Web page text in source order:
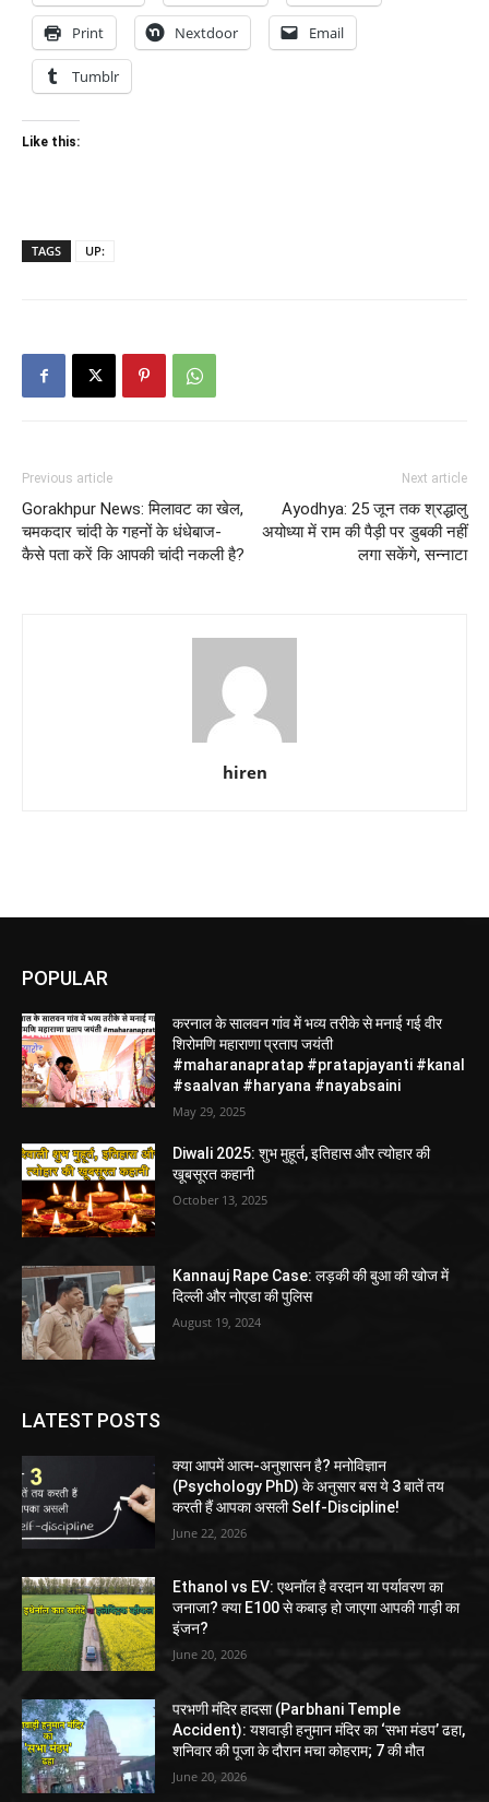
Print Nextdoor Email
Tumblr
Like this:
TAGS UP:
Previous article
Gorakhpur News: मिलावट का खेल,
चमकदार चांदी के गहनों के धंधेबाज-
कैसे पता करें कि आपकी चांदी नकली है?
Next article
Ayodhya: 25 जून तक श्रद्धालु
अयोध्या में राम की पैड़ी पर डुबकी नहीं
लगा सकेंगे, सन्नाटा
hiren
POPULAR
करनाल के सालवन गांव में भव्य तरीके से मनाई गई वीर
शिरोमणि महाराणा प्रताप जयंती
#maharanapratap #pratapjayanti #kanal
#saalvan #haryana #nayabsaini
May 29, 2025
Diwali 2025: शुभ मुहूर्त, इतिहास और त्योहार की
खूबसूरत कहानी
October 13, 2025
Kannauj Rape Case: लड़की की बुआ की खोज में
दिल्ली और नोएडा की पुलिस
August 19, 2024
LATEST POSTS
क्या आपमें आत्म-अनुशासन है? मनोविज्ञान
(Psychology PhD) के अनुसार बस ये 3 बातें तय
करती हैं आपका असली Self-Discipline!
June 22, 2026
Ethanol vs EV: एथनॉल है वरदान या पर्यावरण का
जनाजा? क्या E100 से कबाड़ हो जाएगा आपकी गाड़ी का
इंजन?
June 20, 2026
परभणी मंदिर हादसा (Parbhani Temple
Accident): यशवाड़ी हनुमान मंदिर का ‘सभा मंडप’ ढहा,
शनिवार की पूजा के दौरान मचा कोहराम; 7 की मौत
June 20, 2026